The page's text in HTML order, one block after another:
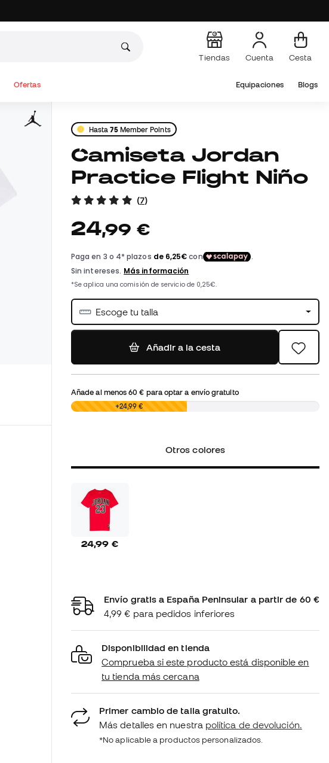
Tiendas Cuenta Cesta
Ofertas Equipaciones Blogs
Hasta75Member Points
Camiseta Jordan
Practice Flight Niño
(7)
24,99 €
Escoge tu talla
Añadir a la cesta
Añade al menos60 € para optar a envío gratuito
0,00 € +24,99 €
Otros colores
24,99 €
Envío gratis a España Peninsular a partir de 60 €
4,99 € para pedidos inferiores
Disponibilidad en tienda
Comprueba si este producto está disponible en
tu tienda más cercana
Primer cambio de talla gratuito.
Más detalles en nuestra política de devolución.
*No aplicable a productos personalizados.